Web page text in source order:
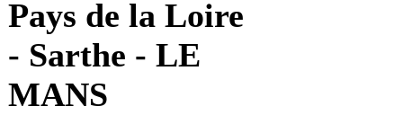
Pays de la Loire
- Sarthe - LE
MANS